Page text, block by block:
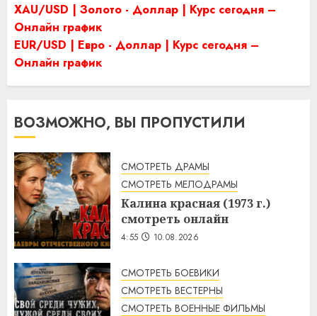
XAU/USD | Золото - Доллар | Курс сегодня –
Онлайн график
EUR/USD | Евро - Доллар | Курс сегодня –
Онлайн график
ВОЗМОЖНО, ВЫ ПРОПУСТИЛИ
СМОТРЕТЬ ДРАМЫ
СМОТРЕТЬ МЕЛОДРАМЫ
Калина красная (1973 г.)
смотреть онлайн
4:55 10.08.2026
СМОТРЕТЬ БОЕВИКИ
СМОТРЕТЬ ВЕСТЕРНЫ
СМОТРЕТЬ ВОЕННЫЕ ФИЛЬМЫ